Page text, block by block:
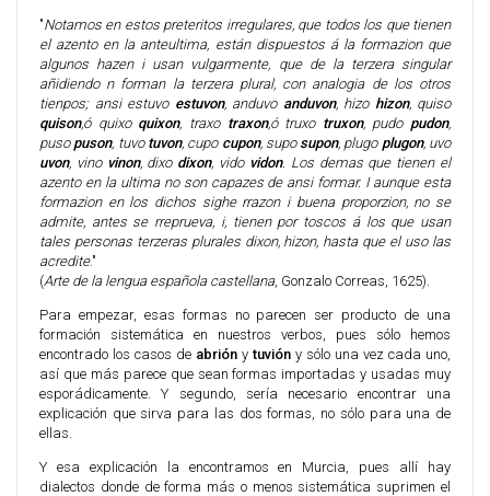
"Notamos en estos preteritos irregulares, que todos los que tienen
el azento en la anteultima, están dispuestos á la formazion que
algunos hazen i usan vulgarmente, que de la terzera singular
añidiendo n forman la terzera plural, con analogia de los otros
tienpos; ansi estuvo estuvon, anduvo anduvon, hizo hizon, quiso
quison,ó quixo quixon, traxo traxon,ó truxo truxon, pudo pudon,
puso puson, tuvo tuvon, cupo cupon, supo supon, plugo plugon, uvo
uvon, vino vinon, dixo dixon, vido vidon. Los demas que tienen el
azento en la ultima no son capazes de ansi formar. I aunque esta
formazion en los dichos sighe rrazon i buena proporzion, no se
admite, antes se rreprueva, i, tienen por toscos á los que usan
tales personas terzeras plurales dixon, hizon, hasta que el uso las
acredite."
(Arte de la lengua española castellana, Gonzalo Correas, 1625).
Para empezar, esas formas no parecen ser producto de una
formación sistemática en nuestros verbos, pues sólo hemos
encontrado los casos de abrión ytuvión y sólo una vez cada uno,
así que más parece que sean formas importadas y usadas muy
esporádicamente. Y segundo, sería necesario encontrar una
explicación que sirva para las dos formas, no sólo para una de
ellas.
Y esa explicación la encontramos en Murcia, pues allí hay
dialectos donde de forma más o menos sistemática suprimen el